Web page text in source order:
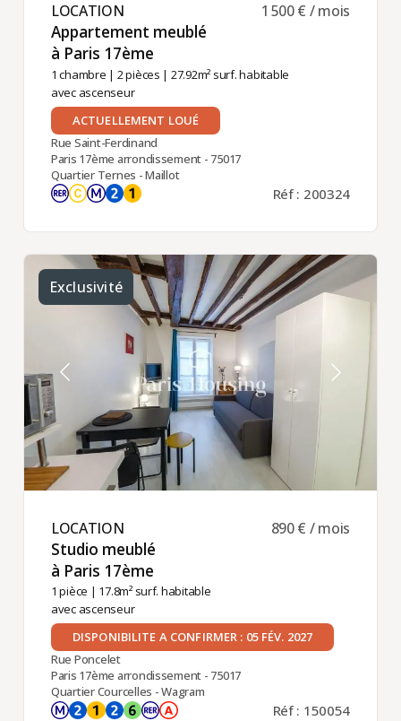
LOCATION ​
Appartement meublé
à Paris 17ème ​
1 chambre | 2 pièces | 27.92m² surf. habitable
avec ascenseur
1 500 € / mois
ACTUELLEMENT LOUÉ
Rue Saint-Ferdinand
Paris 17ème arrondissement - 75017
Quartier Ternes - Maillot
Réf : 200324
Exclusivité
LOCATION ​
Studio meublé
à Paris 17ème ​
1 pièce | 17.8m² surf. habitable
avec ascenseur
890 € / mois
DISPONIBILITE A CONFIRMER : 05 FÉV. 2027
Rue Poncelet
Paris 17ème arrondissement - 75017
Quartier Courcelles - Wagram
Réf : 150054